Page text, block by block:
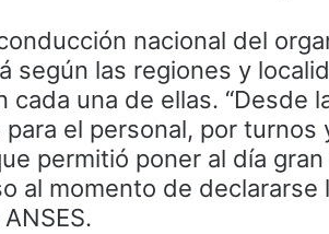
nacional del
según las regiones y
una de ellas. “Desde
el personal, por turnos
permitió poner al día
al momento de declararse